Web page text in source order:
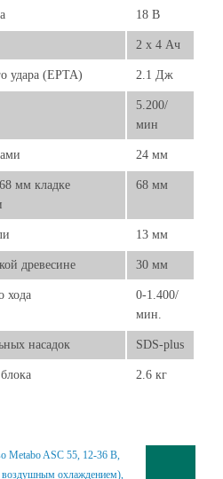
18 В
2 x 4 Ач
удара (EPTA) 2.1 Дж
5.200/
мин
24 мм
мм кладке
68 мм
13 мм
древесине 30 мм
хода
0-1.400/
мин.
насадок SDS-plus
2.6 кг
Metabo ASC 55, 12-36 В,
охлаждением),